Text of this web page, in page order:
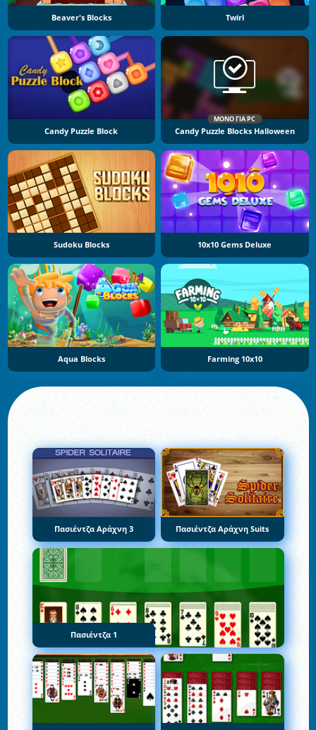
Beaver's Blocks Twirl
Candy Puzzle Block
ΜΌΝΟ ΓΙΑ PC
Candy Puzzle Blocks Halloween
Sudoku Blocks 10x10 Gems Deluxe
Aqua Blocks Farming 10x10
Πασιέντζα Αράχνη 3 Πασιέντζα Αράχνη Suits
Πασιέντζα 1